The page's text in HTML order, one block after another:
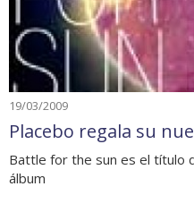
19/03/2009
Placebo regala su
Battle for the sun es el título
álbum